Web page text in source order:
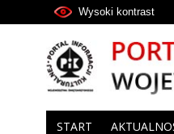
Wysoki kontrast
START